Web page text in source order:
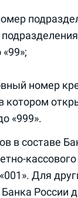
номер
котором
«999».
в составе
Для
России